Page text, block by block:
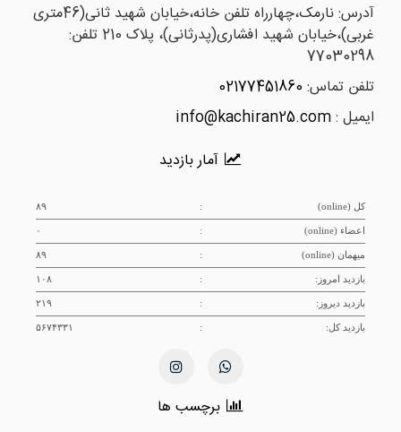
آدرس:
نارمک،چهارراه تلفن خانه،خیابان شهید ثانی(46متری
غربی)،خیابان شهید افشاری(پدرثانی)، پلاک 210 تلفن:
77030298
تلفن تماس: 02177451860
ایمیل : info@kachiran25.com
آمار بازدید
کل (online) : ۸۹
اعضاء (online) : ۰
میهمان (online) : ۸۹
بازدید امروز: : ۱۰۸
بازدید دیروز: : ۲۱۹
بازدید کل: : ۵۶۷۴۳۳۱
برچسب ها